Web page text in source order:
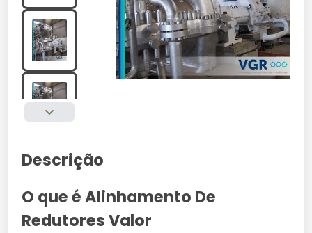
Descrição
O que é Alinhamento De
Redutores Valor